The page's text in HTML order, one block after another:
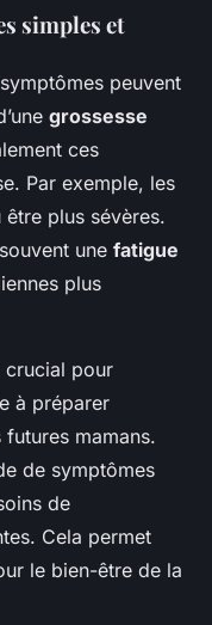
simples et
peuvent
grossesse
ces
Par exemple, les
plus sévères.
une fatigue
plus
crucial pour
à préparer
mamans.
de symptômes
de
Cela permet
le bien-être de la